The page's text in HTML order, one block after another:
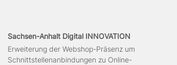
Sachsen-Anhalt Digital INNOVATION
Erweiterung der Webshop-Präsenz um
Schnittstellenanbindungen zu Online-